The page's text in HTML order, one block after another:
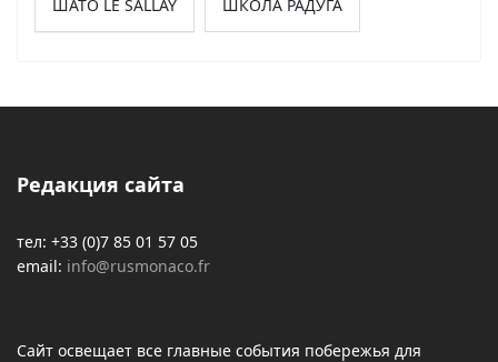
ШАТО LE SALLAY ШКОЛА РАДУГА
Редакция сайта
тел: +33 (0)7 85 01 57 05
email: info@rusmonaco.fr
Сайт освещает все главные события побережья для